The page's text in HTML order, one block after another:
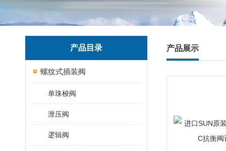
产品目录
螺纹式插装阀
单珠梭阀
泄压阀
逻辑阀
产品展示